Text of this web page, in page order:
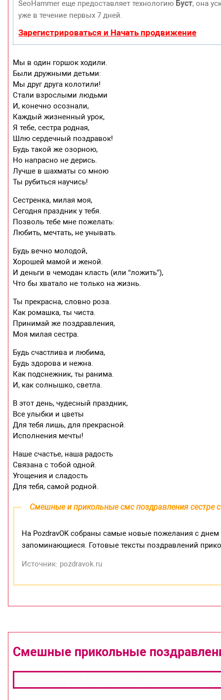
SeoHammer еще предоставляет технологию Буст, она
уже в течение первых 7 дней.
Зарегистрироваться и Начать продвижение
Мы в один горшок ходили.
Были дружными детьми:
Мы друг друга колотили!
Стали взрослыми людьми
И, конечно осознали,
Каждый жизненный урок,
Я тебе, сестра родная,
Шлю сердечный поздравок!
Будь такой же озорною,
Но напрасно не дерись.
Лучше в шахматы со мною
Ты рубиться научись!
Сестренка, милая моя,
Сегодня праздник у тебя.
Позволь тебе мне пожелать:
Любить, мечтать, не унывать.
Будь вечно молодой,
Хорошей мамой и женой.
И деньги в чемодан класть (или “ложить”),
Что бы хватало не только на жизнь.
Ты прекрасна, словно роза.
Как ромашка, ты чиста.
Принимай же поздравления,
Моя милая сестра.
Будь счастлива и любима,
Будь здорова и нежна.
Как подснежник, ты ранима.
И, как солнышко, светла.
В этот день, чудесный праздник,
Все улыбки и цветы
Для тебя лишь, для прекрасной.
Исполнения мечты!
Наше счастье, наша радость
Связана с тобой одной.
Угощения и сладость
Для тебя, самой родной.
Смешные и прикольные смс поздравления сестре
На PozdravOK собраны самые новые пожелания с днем
запоминающиеся. Готовые тексты поздравлений
Источник: pozdravok.ru
Смешные прикольные